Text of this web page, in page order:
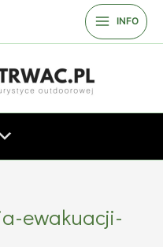
INFO
ewakuacji-